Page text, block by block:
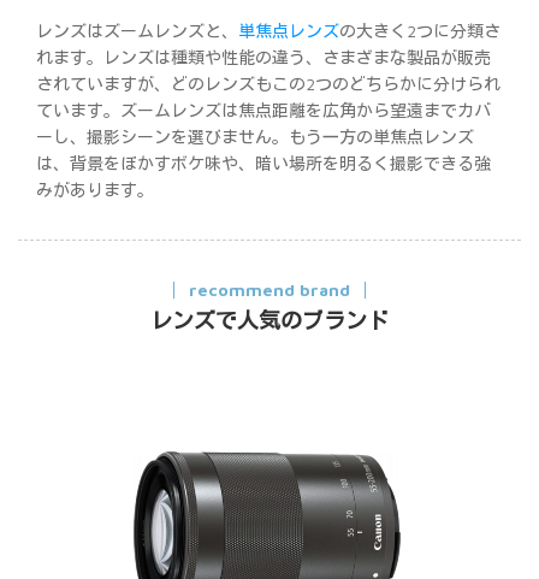
レンズはズームレンズと、 単焦点レンズの大きく2つに分類さ
れます。レンズは種類や性能の違う、さまざまな製品が販売
されていますが、どのレンズもこの2つのどちらかに分けられ
ています。ズームレンズは焦点距離を広角から望遠までカバ
ーし、撮影シーンを選びません。もう一方の単焦点レンズ
は、背景をぼかすボケ味や、暗い場所を明るく撮影できる強
みがあります。
recommend brand
レンズで人気のブランド